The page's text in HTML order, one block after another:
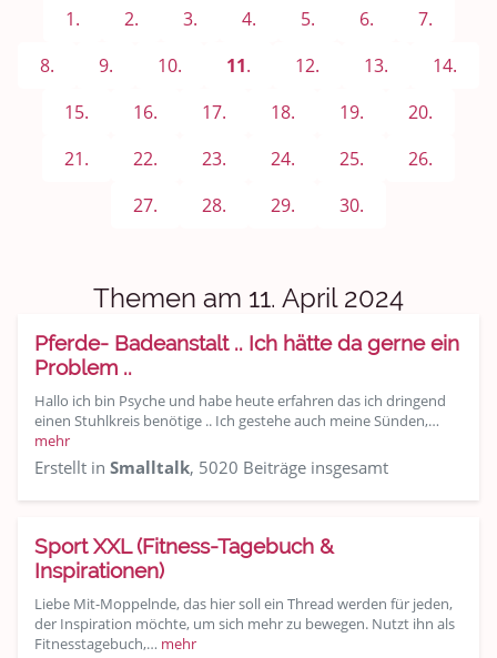
Treffen und Stammtische
Ü100 Party - Fanecke
Gesundheit & Wellness
Sport & Freizeit
Kochen, Backen und Genießen
Anregungen und Support
Spiel, Spaß und Sinnlosigkeit
Gewicht reduzieren
Archiv
1. 2. 3. 4. 5. 6.
7.
8.
9. 10. 11. 12. 13.
14.
15.
16. 17. 18. 19.
20.
21.
22. 23. 24. 25.
26.
27.
28. 29. 30.
Themen am 11. April 2024
Pferde- Badeanstalt .. Ich hätte da gerne ein
Problem ..
Hallo ich bin Psyche und habe heute erfahren das ich dringend
einen Stuhlkreis benötige .. Ich gestehe auch meine Sünden,…
mehr
Erstellt in Smalltalk, 5020 Beiträge insgesamt
Sport XXL (Fitness-Tagebuch &
Inspirationen)
Liebe Mit-Moppelnde, das hier soll ein Thread werden für jeden,
der Inspiration möchte, um sich mehr zu bewegen. Nutzt ihn als
Fitnesstagebuch,… mehr